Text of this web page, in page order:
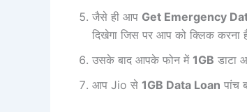
जैसे ही आप Get Emergency
दिखेगा जिस पर आप को क्लिक करना
उसके बाद आपके फोन में 1GB डाटा
आप Jio से 1GB Data Loan पांच